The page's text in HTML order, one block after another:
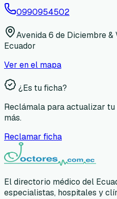
0990954502
Avenida 6 de Diciembre &
Ecuador
Ver en el mapa
¿Es tu ficha?
Reclámala para actualizar
más.
Reclamar ficha
El directorio médico del
especialistas, hospitales y